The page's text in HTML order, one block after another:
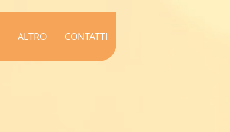
ALTRO CONTATTI